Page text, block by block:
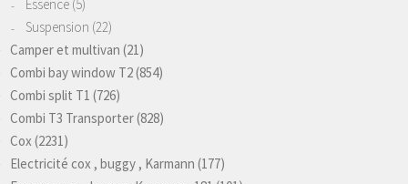
Essence (5)
Suspension (22)
Camper et multivan (21)
Combi bay window T2(854)
Combi split T1 (726)
Combi T3 Transporter(828)
Cox(2231)
Electricité cox , buggy , Karmann (177)